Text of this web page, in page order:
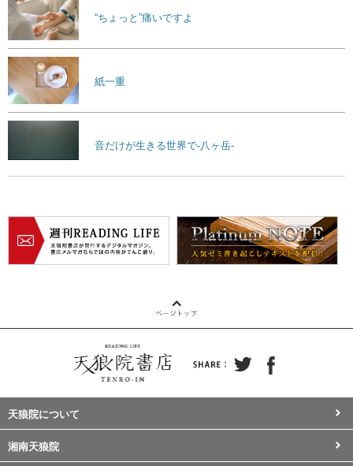
“ちょっと”痛いですよ
紙一重
音だけが生きる世界で-八ヶ岳-
天狼院について
湘南天狼院